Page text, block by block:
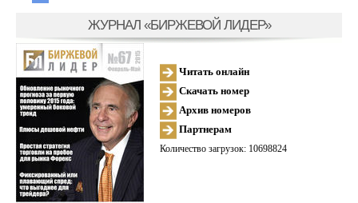
ЖУРНАЛ «БИРЖЕВОЙ ЛИДЕР»
Читать онлайн
Скачать номер
Архив номеров
Партнерам
Количество загрузок: 10698824